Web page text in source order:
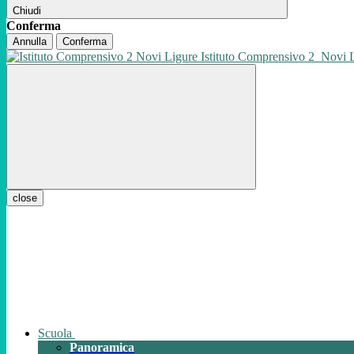
Chiudi
Conferma
Annulla Conferma
Istituto Comprensivo 2 Novi
close
Scuola
Panoramica